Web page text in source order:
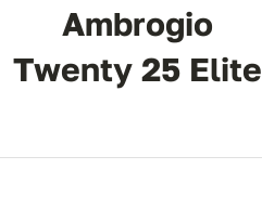
Ambrogio
Twenty 25 Elite